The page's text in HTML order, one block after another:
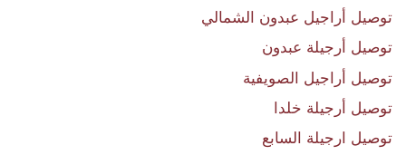
توصيل أراجيل عبدون الشمالي
توصيل أرجيلة عبدون
توصيل أراجيل الصويفية
توصيل أرجيلة خلدا
توصيل ارجيلة السابع